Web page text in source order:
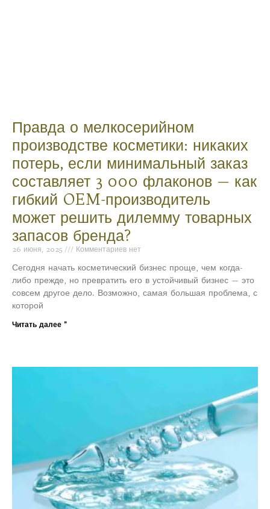
Правда о мелкосерийном
производстве косметики: никаких
потерь, если минимальный заказ
составляет 3 000 флаконов — как
гибкий OEM-производитель
может решить дилемму товарных
запасов бренда?
26 июня, 2025 Комментариев нет
Сегодня начать косметический бизнес проще, чем когда-
либо прежде, но превратить его в устойчивый бизнес — это
совсем другое дело. Возможно, самая большая проблема, с
которой
Читать далее "